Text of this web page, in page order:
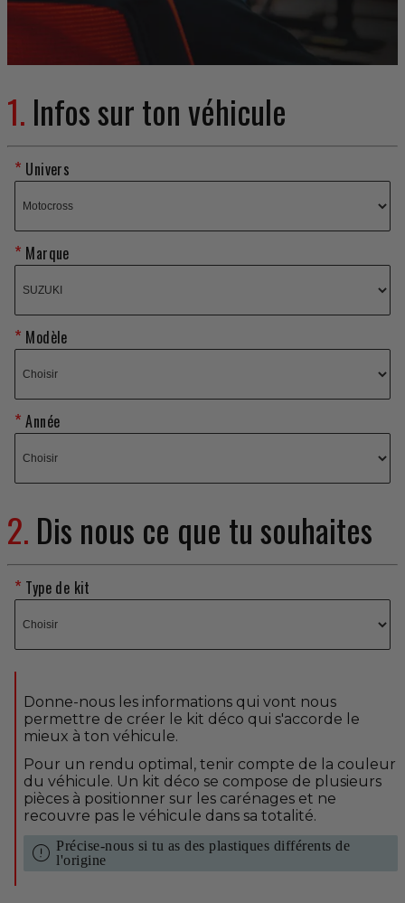
1. Infos sur ton véhicule
Univers
Marque
Modèle
Année
2. Dis nous ce que tu souhaites
Type de kit
Donne-nous les informations qui vont nous
permettre de créer le kit déco qui s'accorde le
mieux à ton véhicule.
Pour un rendu optimal, tenir compte de la couleur
du véhicule. Un kit déco se compose de plusieurs
pièces à positionner sur les carénages et ne
recouvre pas le véhicule dans sa totalité.
error Précise-nous si tu as des plastiques différents de
l'origine